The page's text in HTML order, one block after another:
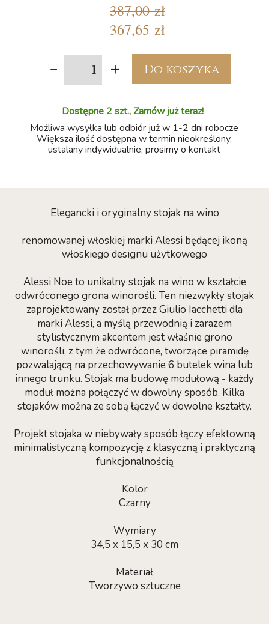
387,00 zł
367,65 zł
- + Do koszyka
Dostępne 2 szt., Zamów już teraz!
Możliwa wysyłka lub odbiór już w 1-2 dni robocze
Większa ilość dostępna w termin nieokreślony,
ustalany indywidualnie, prosimy o kontakt
Elegancki i oryginalny stojak na wino
renomowanej włoskiej marki Alessi będącej ikoną
włoskiego designu użytkowego
Alessi Noe to unikalny stojak na wino w kształcie
odwróconego grona winorośli. Ten niezwykły stojak
zaprojektowany został przez Giulio Iacchetti dla
marki Alessi, a myślą przewodnią i zarazem
stylistycznym akcentem jest właśnie grono
winorośli, z tym że odwrócone, tworzące piramidę
pozwalającą na przechowywanie 6 butelek wina lub
innego trunku. Stojak ma budowę modułową - każdy
moduł można połączyć w dowolny sposób. Kilka
stojaków można ze sobą łączyć w dowolne kształty.
Projekt stojaka w niebywały sposób łączy efektowną
minimalistyczną kompozycję z klasyczną i praktyczną
funkcjonalnością
Kolor
Czarny
Wymiary
34,5 x 15,5 x 30 cm
Materiał
Tworzywo sztuczne